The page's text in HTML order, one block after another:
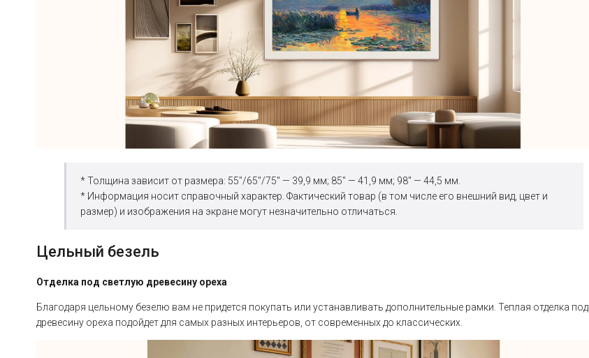
* Толщина зависит от размера: 55"/65"/75" — 39,9 мм; 85" — 41,9 мм; 98" — 44,5 мм.
* Информация носит справочный характер. Фактический товар (в том числе его внешний вид, цвет и
размер) и изображения на экране могут незначительно отличаться.
Цельный безель
Отделка под светлую древесину ореха
Благодаря цельному безелю вам не придется покупать или устанавливать дополнительные рамки. Теплая отделка под
древесину ореха подойдет для самых разных интерьеров, от современных до классических.